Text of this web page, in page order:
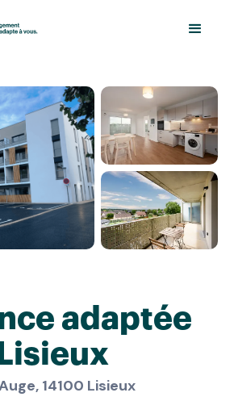
adaptée
14100 Lisieux